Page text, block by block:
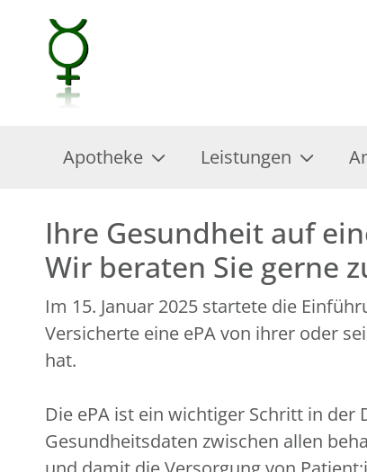
Apotheke Leistungen
Ihre Gesundheit auf
Wir beraten Sie gerne
Im 15. Januar 2025 startete die
Versicherte eine ePA von ihrer oder
hat.
Die ePA ist ein wichtiger Schritt in
Gesundheitsdaten zwischen allen